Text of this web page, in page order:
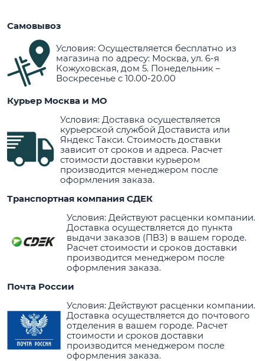
Самовывоз
Условия: Осуществляется бесплатно из
магазина по адресу: Москва, ул. 6-я
Кожуховская, дом 5. Понедельник –
Воскресенье с 10.00-20.00
Курьер Москва и МО
Условия: Доставка осуществляется
курьерской службой Достависта или
Яндекс Такси. Стоимость доставки
зависит от сроков и адреса. Расчет
стоимости доставки курьером
производится менеджером после
оформления заказа.
Транспортная компания СДЕК
Условия: Действуют расценки компании.
Доставка осуществляется до пункта
выдачи заказов (ПВЗ) в вашем городе.
Расчет стоимости и сроков доставки
производится менеджером после
оформления заказа.
Почта России
Условия: Действуют расценки компании.
Доставка осуществляется до почтового
отделения в вашем городе. Расчет
стоимости и сроков доставки
производится менеджером после
оформления заказа.